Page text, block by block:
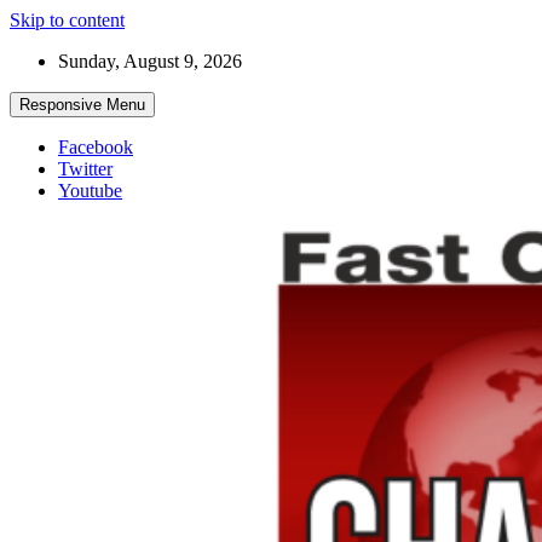
Skip to content
Sunday, August 9, 2026
Responsive Menu
Facebook
Twitter
Youtube